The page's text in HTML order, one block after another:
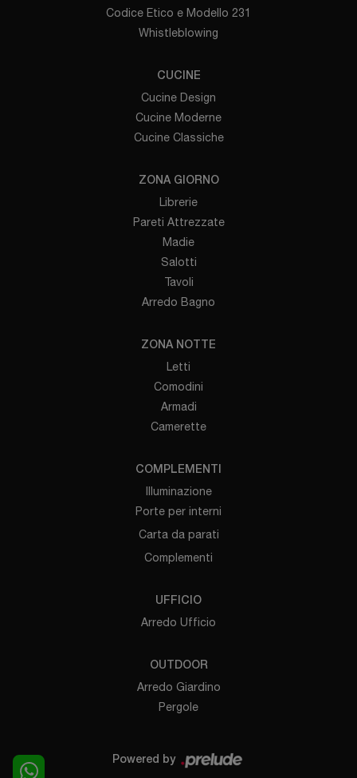
Codice Etico e Modello 231
Whistleblowing
CUCINE
Cucine Design
Cucine Moderne
Cucine Classiche
ZONA GIORNO
Librerie
Pareti Attrezzate
Madie
Salotti
Tavoli
Arredo Bagno
ZONA NOTTE
Letti
Comodini
Armadi
Camerette
COMPLEMENTI
Illuminazione
Porte per interni
Carta da parati
Complementi
UFFICIO
Arredo Ufficio
OUTDOOR
Arredo Giardino
Pergole
Powered by